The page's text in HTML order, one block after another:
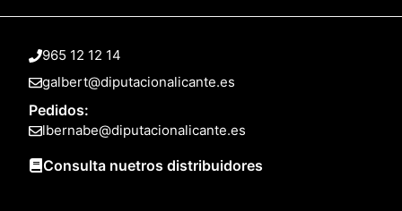
965 12 12 14
galbert@diputacionalicante.es
Pedidos:
lbernabe@diputacionalicante.es
Consulta nuetros distribuidores